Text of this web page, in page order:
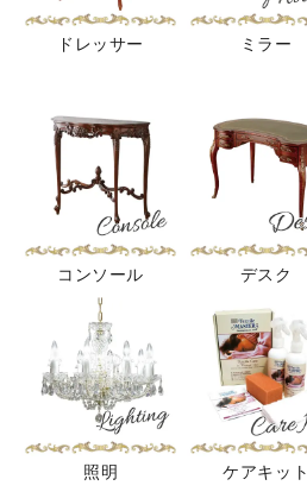
ドレッサー ミラー
コンソール デスク
照明 ケアキット